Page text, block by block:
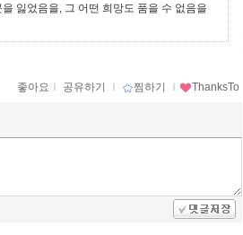
잃었음을, 그 어떤 희망도 품을 수 없음을
좋아요 ｌ 공유하기 ｌ 찜하기 ｌ ThanksTo